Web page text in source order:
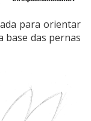
para orientar
base das pernas